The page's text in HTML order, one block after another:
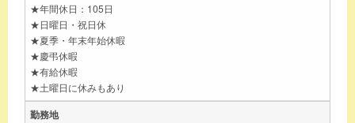
★年間休日：105日
★日曜日・祝日休
★夏季・年末年始休暇
★慶弔休暇
★有給休暇
★土曜日に休みもあり
勤務地